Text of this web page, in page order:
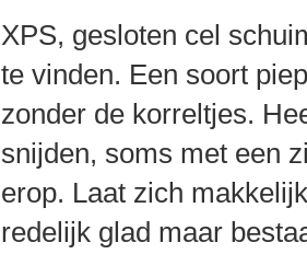
XPS, gesloten cel
te vinden. Een soort
zonder de korreltjes.
snijden, soms met een
erop. Laat zich
redelijk glad maar